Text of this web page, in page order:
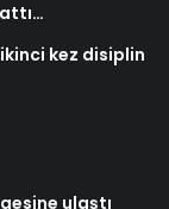
kez disiplin
ulaştı